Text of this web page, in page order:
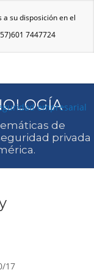
a su disposición en el
7447724
empresarial
de
privada
17